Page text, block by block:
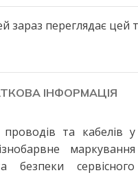
зараз переглядає цей
ІНФОРМАЦІЯ
та кабелів у
безпеки